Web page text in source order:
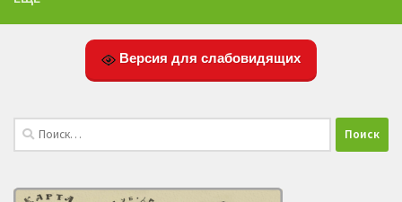
Версия для слабовидящих
Найти: